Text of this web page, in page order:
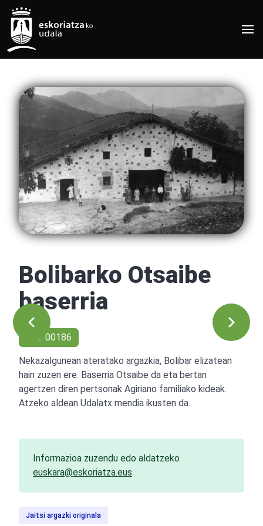
Bolibarko Otsaibe
baserria
Ref: 00186
Nekazalgunean ateratako argazkia, Bolibar elizatean
hain zuzen ere. Baserria Otsaibe da eta bertan
agertzen diren pertsonak Agiriano familiako kideak.
Atzeko aldean Udalatx mendia ikusten da.
Informazioa zuzendu edo aldatzeko
euskara@eskoriatza.eus
Jaitsi argazki originala